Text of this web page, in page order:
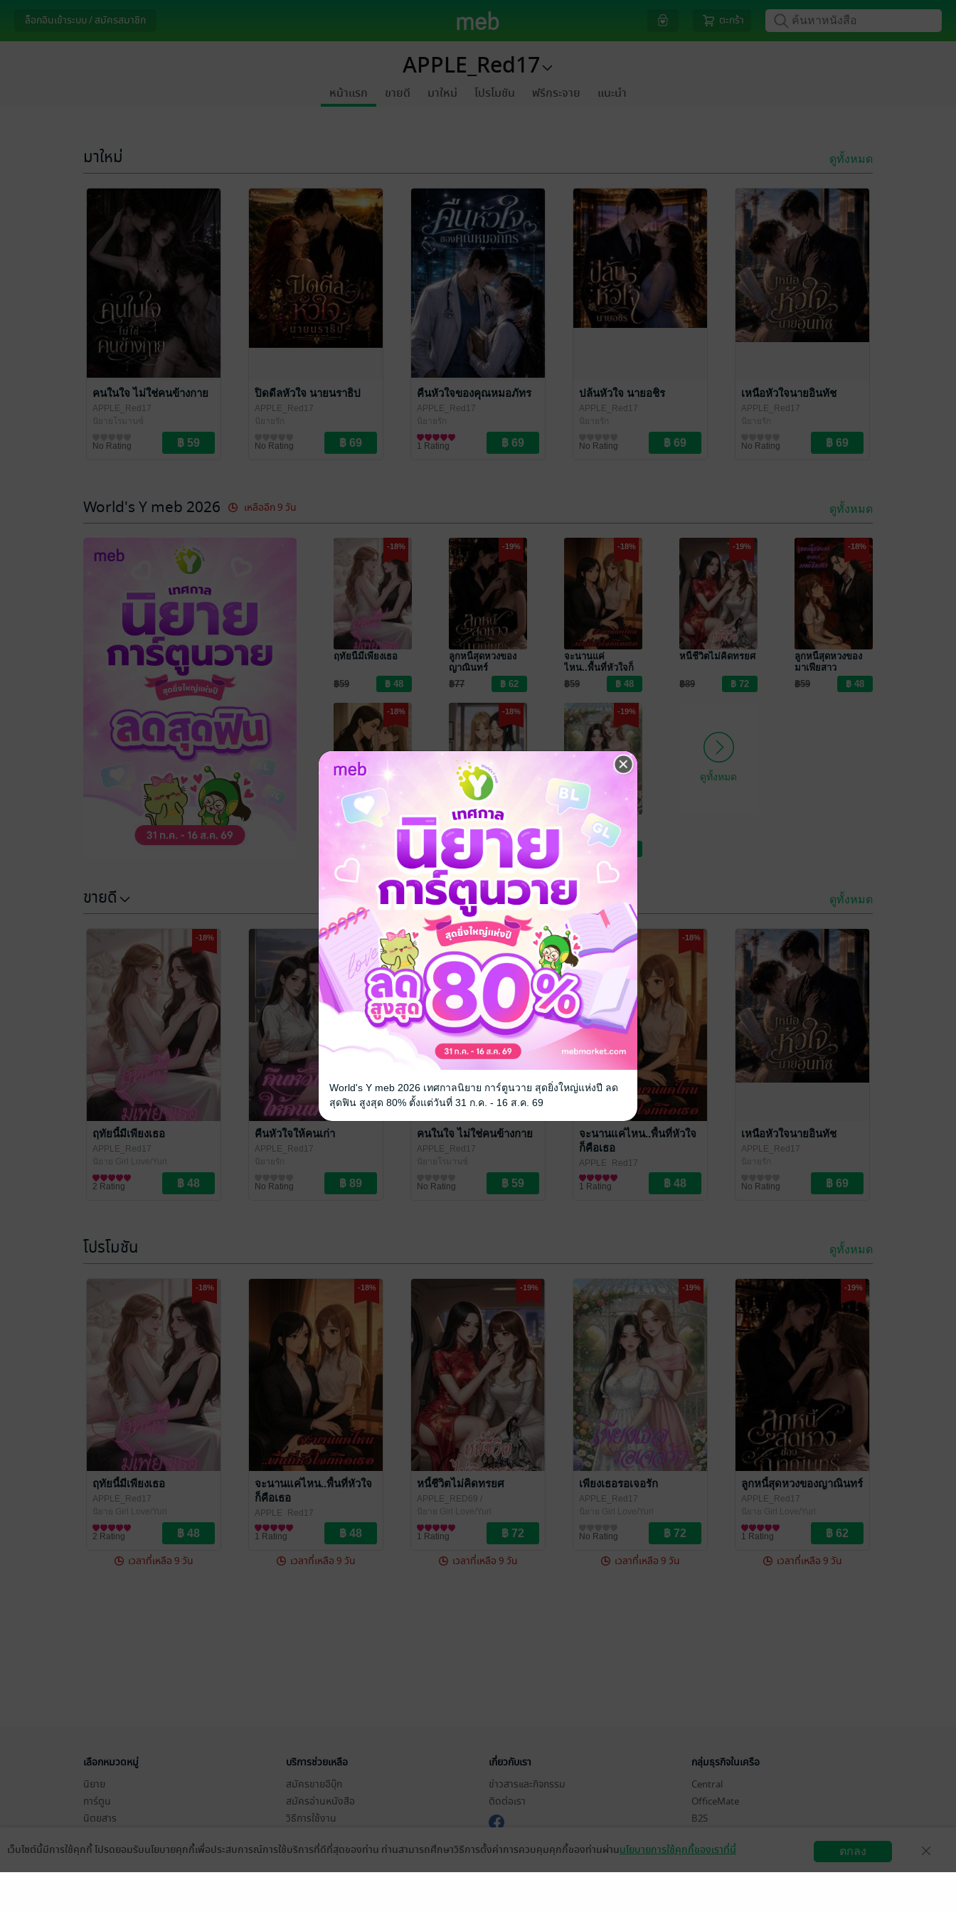
ล็อกอินเข้าระบบ / สมัครสมาชิก ตะกร้า
APPLE_Red17
หน้าแรก ขายดี มาใหม่ โปรโมชัน ฟรีกระจาย แนะนำ
มาใหม่ ดูทั้งหมด
คนในใจ ไม่ใช่คนข้างกาย
APPLE_Red17
นิยายโรมานซ์
No Rating
ปิดดีลหัวใจ นายนราธิป
APPLE_Red17
นิยายรัก
No Rating
คืนหัวใจของคุณหมอภัทร
APPLE_Red17
นิยายรัก
1 Rating
ปล้นหัวใจ นายอชิร
APPLE_Red17
นิยายรัก
No Rating
เหนือหัวใจนายอินทัช
APPLE_Red17
นิยายรัก
No Rating
World's Y meb 2026 เหลืออีก 9 วัน ดูทั้งหมด
-18%
ฤทัยนี้มีเพียงเธอ
฿59
-19%
ลูกหนี้สุดหวงของ
ญาณินทร์
฿77
-18%
จะนานแค่
ไหน..พื้นที่หัวใจก็
คือเธอ
฿59
-19%
หนี้ชีวิตไม่คิดทรยศ
฿89
-18%
ลูกหนี้สุดหวงของ
มาเฟียสาว
฿59
-18%
เด็กฝึกหัดรักของ
-18%
หัวใจดวงนี้ให้พี่ดูแล
฿69
-19%
เพียงเธอรอเจอรัก
ดูทั้งหมด
ขายดี ดูทั้งหมด
-18%
ฤทัยนี้มีเพียงเธอ
APPLE_Red17
นิยาย Girl Love/Yuri
2 Rating
คืนหัวใจให้คนเก่า
APPLE_Red17
นิยายรัก
No Rating
คนในใจ ไม่ใช่คนข้างกาย
APPLE_Red17
นิยายโรมานซ์
No Rating
-18%
จะนานแค่ไหน..พื้นที่หัวใจ
ก็คือเธอ
APPLE_Red17
นิยาย Girl Love/Yuri
1 Rating
เหนือหัวใจนายอินทัช
APPLE_Red17
นิยายรัก
No Rating
โปรโมชัน ดูทั้งหมด
-18%
ฤทัยนี้มีเพียงเธอ
APPLE_Red17
นิยาย Girl Love/Yuri
2 Rating
เวลาที่เหลือ 9 วัน
-18%
จะนานแค่ไหน..พื้นที่หัวใจ
ก็คือเธอ
APPLE_Red17
นิยาย Girl Love/Yuri
1 Rating
เวลาที่เหลือ 9 วัน
-19%
หนี้ชีวิตไม่คิดทรยศ
APPLE_RED69 /
APPLE_Red17
นิยาย Girl Love/Yuri
1 Rating
เวลาที่เหลือ 9 วัน
-19%
เพียงเธอรอเจอรัก
APPLE_Red17
นิยาย Girl Love/Yuri
No Rating
เวลาที่เหลือ 9 วัน
-19%
ลูกหนี้สุดหวงของญาณินทร์
APPLE_Red17
นิยาย Girl Love/Yuri
1 Rating
เวลาที่เหลือ 9 วัน
เลือกหมวดหมู่
นิยาย
การ์ตูน
นิตยสาร
หนังสือเสียง
บุฟเฟต์
บริการช่วยเหลือ
สมัครขายอีบุ๊ก
สมัครอ่านหนังสือ
วิธีการใช้งาน
Stamp คืออะไร?
Gift Code คืออะไร?
เกี่ยวกับเรา
ข่าวสารและกิจกรรม
ติดต่อเรา
กลุ่มธุรกิจในเครือ
Central
OfficeMate
B2S
Supersports
Tops
สมัครขายอีบุ๊ก วิธีการใช้งาน
เว็บไซต์นี้มีการใช้คุกกี้ โปรดยอมรับนโยบายคุกกี้เพื่อประสบการณ์การใช้บริการที่ดีที่สุดของท่าน ท่านสามารถศึกษาวิธีการตั้งค่าการควบคุมคุกกี้ของท่านผ่านนโยบายการใช้คุกกี้ของเราที่นี่ ตกลง
World's Y meb 2026 เทศกาลนิยาย การ์ตูนวาย สุดยิ่งใหญ่แห่งปี ลด
สุดฟิน สูงสุด 80% ตั้งแต่วันที่ 31 ก.ค. - 16 ส.ค. 69